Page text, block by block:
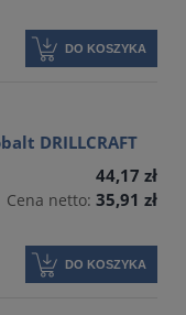
DO KOSZYKA
DRILLCRAFT
44,17 zł
Cena netto: 35,91 zł
DO KOSZYKA